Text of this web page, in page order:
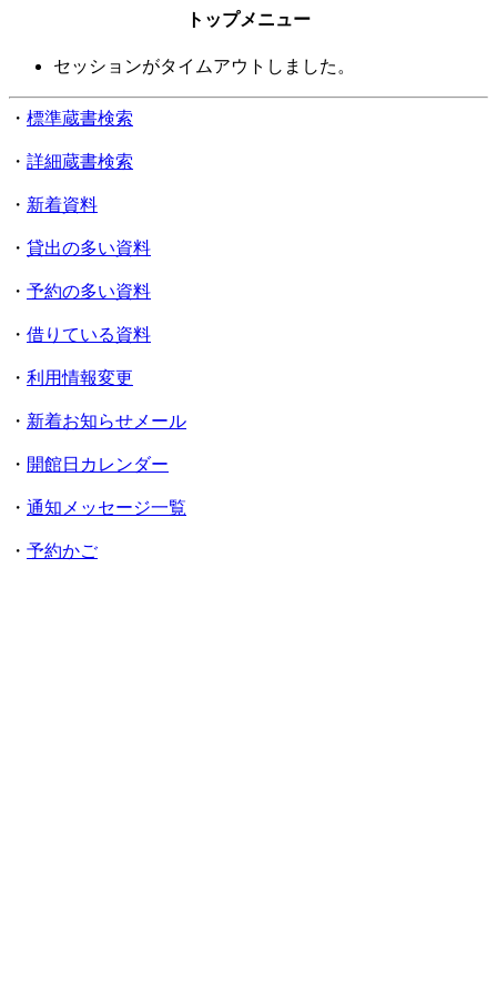
トップメニュー
セッションがタイムアウトしました。
・ 標準蔵書検索
・ 詳細蔵書検索
・ 新着資料
・ 貸出の多い資料
・ 予約の多い資料
・ 借りている資料
・ 利用情報変更
・ 新着お知らせメール
・ 開館日カレンダー
・ 通知メッセージ一覧
・ 予約かご